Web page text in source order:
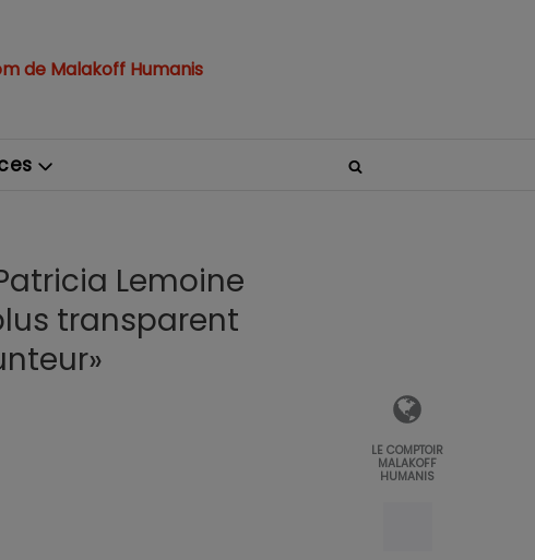
de Malakoff Humanis
Lemoine
transparent
LE COMPTOIR
MALAKOFF
HUMANIS